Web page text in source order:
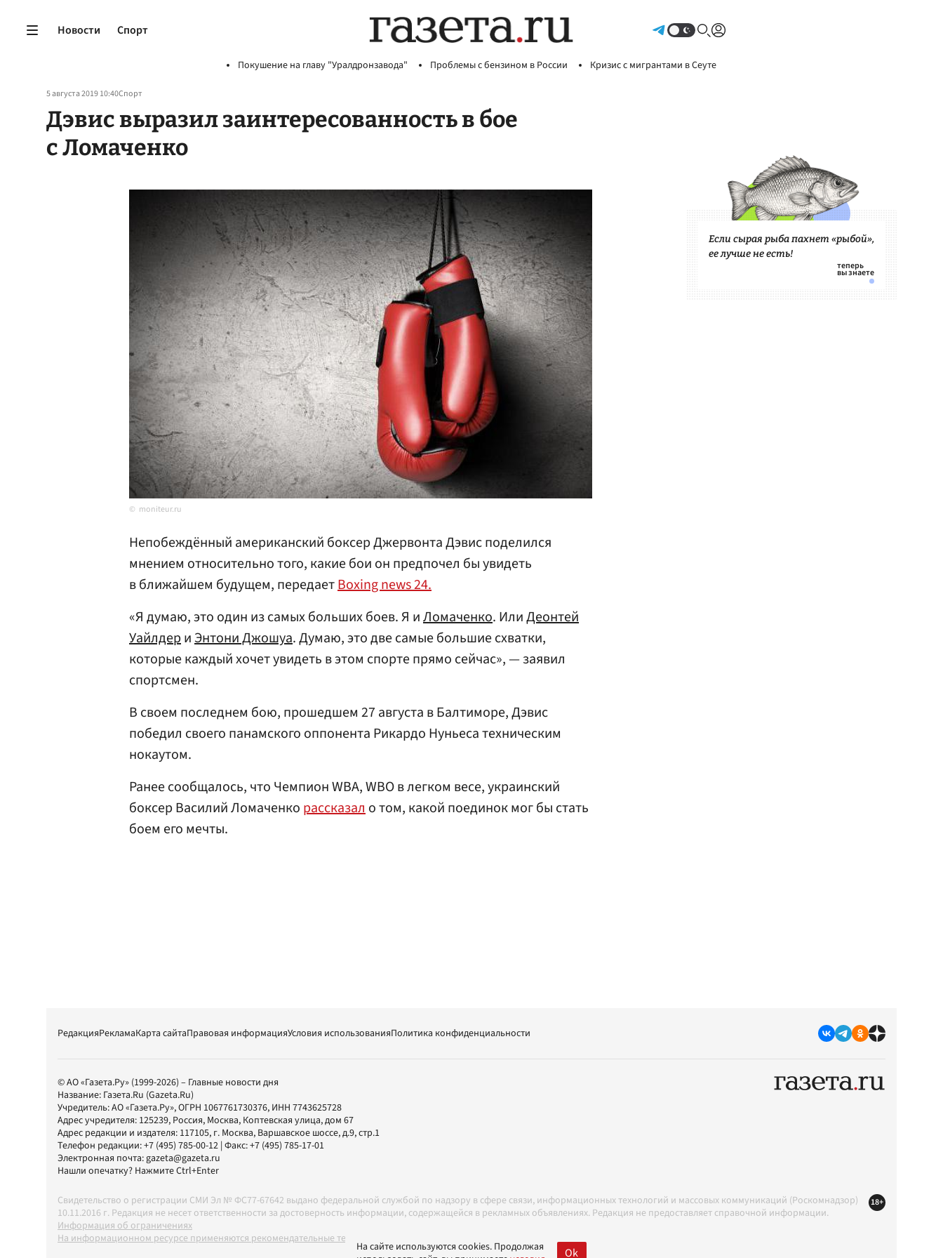
Новости Спорт
Покушение на главу "Уралдронзавода" Проблемы с бензином в России Кризис с мигрантами в Сеуте
5 августа 2019 10:40Спорт
Дэвис выразил заинтересованность в бое
с Ломаченко
moniteur.ru
Непобеждённый американский боксер Джервонта Дэвис поделился
мнением относительно того, какие бои он предпочел бы увидеть
в ближайшем будущем, передаетBoxing news 24.
«Я думаю, это один из самых больших боев. Я иЛомаченко. ИлиДеонтей
УайлдериЭнтони Джошуа. Думаю, это две самые большие схватки,
которые каждый хочет увидеть в этом спорте прямо сейчас», — заявил
спортсмен.
В своем последнем бою, прошедшем 27 августа в Балтиморе, Дэвис
победил своего панамского оппонента Рикардо Нуньеса техническим
нокаутом.
Ранее сообщалось, что Чемпион WBA, WBO в легком весе, украинский
боксер Василий Ломаченко рассказало том, какой поединок мог бы стать
боем его мечты.
Если сырая рыба пахнет «рыбой»,
ее лучше не есть!
РедакцияРекламаКарта сайтаПравовая информацияУсловия использованияПолитика конфиденциальности
© АО «Газета.Ру» (1999-2026) – Главные новости дня
Название: Газета.Ru (Gazeta.Ru)
Учредитель:АО «Газета.Ру», ОГРН 1067761730376, ИНН 7743625728
Адрес учредителя: 125239, Россия, Москва, Коптевская улица, дом 67
Адрес редакции и издателя: 117105, г. Москва, Варшавское шоссе, д.9, стр.1
Телефон редакции:+7 (495) 785-00-12 | Факс:+7 (495) 785-17-01
Электронная почта:gazeta@gazeta.ru
Нашли опечатку? Нажмите Ctrl+Enter
Свидетельство о регистрации СМИ Эл № ФС77-67642 выдано федеральной службой по надзору в сфере связи, информационных технологий и массовых коммуникаций (Роскомнадзор)
10.11.2016 г. Редакция не несет ответственности за достоверность информации, содержащейся в рекламных объявлениях. Редакция не предоставляет справочной информации.
Информация об ограничениях
На информационном ресурсе применяются рекомендательные технологии в соответствии с Правилами
18+
На сайте используются cookies. Продолжая
Ok